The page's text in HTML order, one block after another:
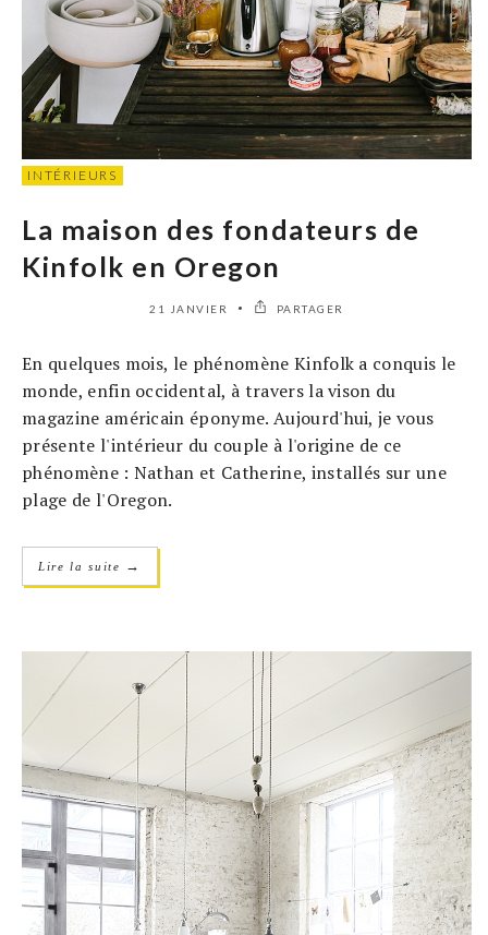
INTÉRIEURS
La maison des fondateurs de
Kinfolk en Oregon
21 JANVIER PARTAGER
En quelques mois, le phénomène Kinfolk a conquis le
monde, enfin occidental, à travers la vison du
magazine américain éponyme. Aujourd'hui, je vous
présente l'intérieur du couple à l'origine de ce
phénomène : Nathan et Catherine, installés sur une
plage de l'Oregon.
Lire la suite →